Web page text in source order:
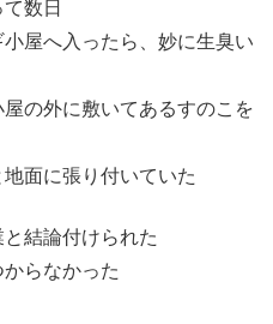
数日
屋へ入ったら、妙に生臭い
の外に敷いてあるすのこを
面に張り付いていた
結論付けられた
らなかった